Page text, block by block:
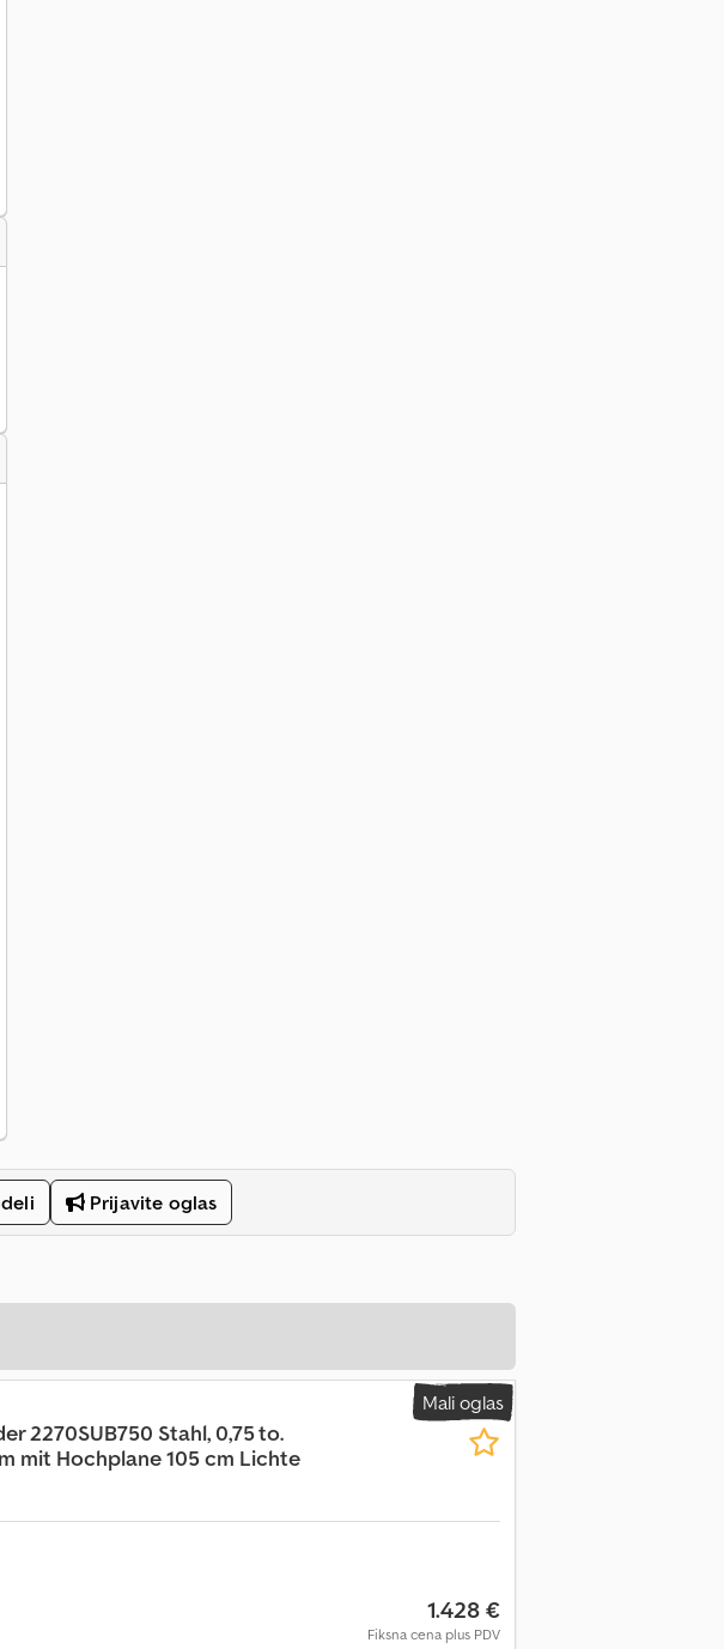
Prijavite oglas
Mali oglas
2270SUB750 Stahl, 0,75 to.
mit Hochplane 105 cm Lichte
1.428 €
Fiksna cena plus PDV